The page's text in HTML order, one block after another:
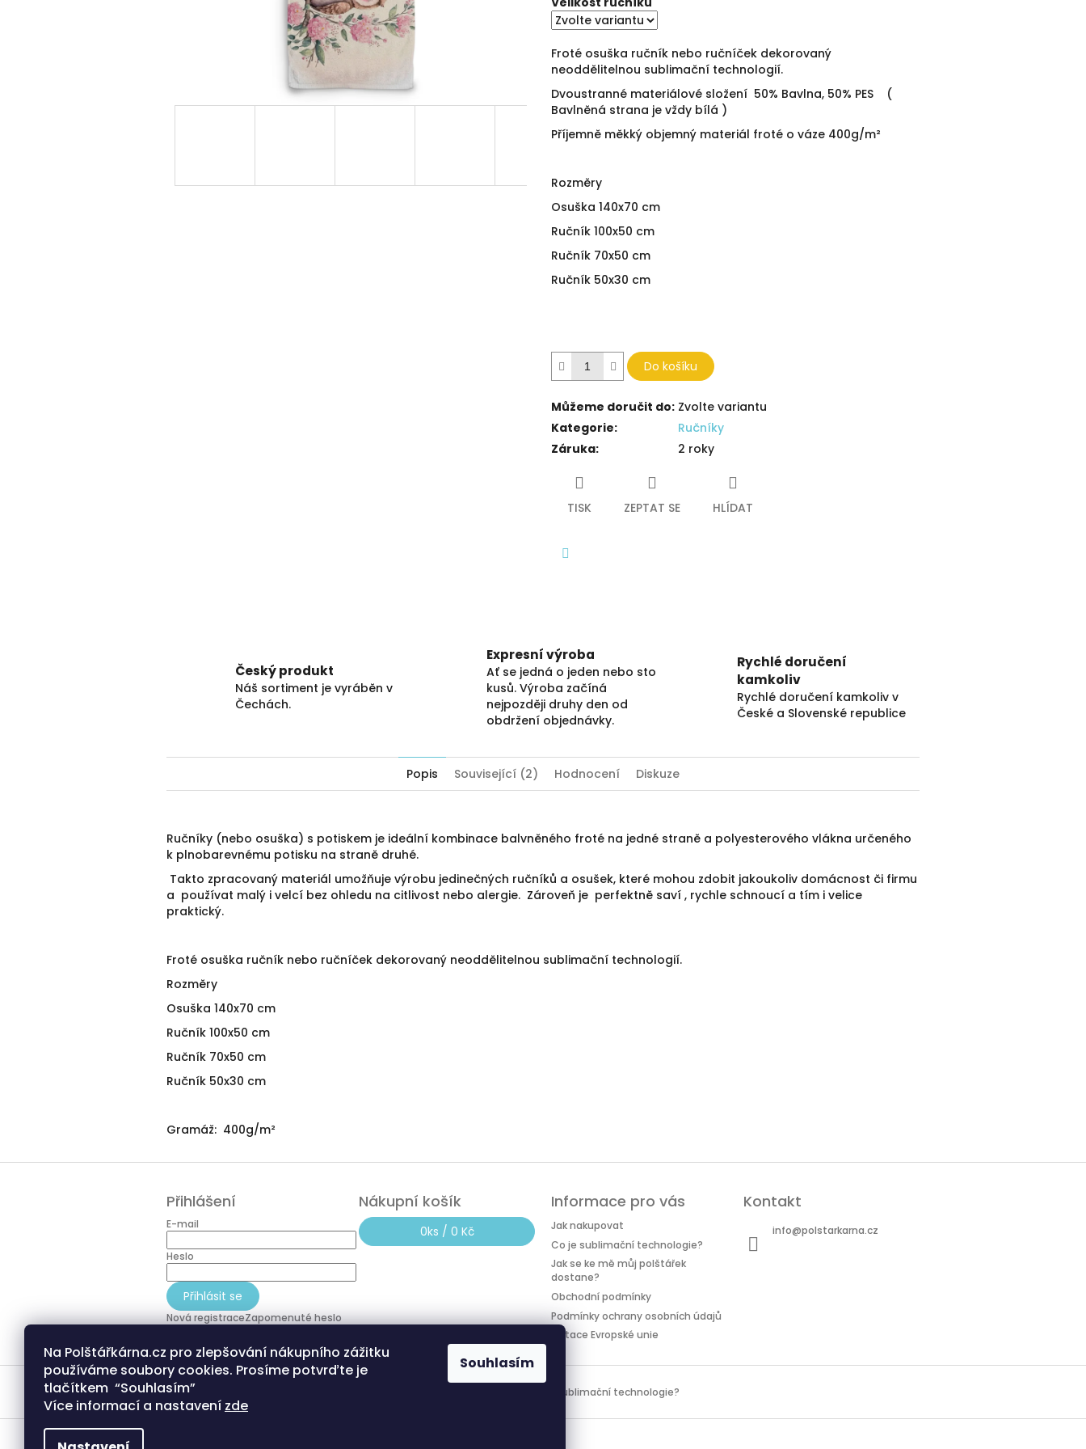
Na Polštářkárna.cz pro zlepšování nákupního zážitku
používáme soubory cookies. Prosíme potvrďte je
tlačítkem “Souhlasím”
Více informací a nastavení zde
Souhlasím
Froté osuška ručník nebo ručníček dekorovaný
neoddělitelnou sublimační technologií.
Dvoustranné materiálové složení 50% Bavlna, 50% PES (
Bavlněná strana je vždy bílá )
Příjemně měkký objemný materiál froté o váze 400g/m²
Rozměry
Osuška 140x70 cm
Ručník 100x50 cm
Ručník 70x50 cm
Ručník 50x30 cm
Do košíku
Můžeme doručit do: Zvolte variantu
Kategorie:
Ručníky
Záruka: 2 roky
TISK ZEPTAT SE HLÍDAT
Český produkt
Náš sortiment je vyráběn v
Čechách.
Expresní výroba
Ať se jedná o jeden nebo sto
kusů. Výroba začíná
nejpozději druhy den od
obdržení objednávky.
Rychlé doručení
kamkoliv
Rychlé doručení kamkoliv v
České a Slovenské republice
Popis Související (2) Hodnocení Diskuze
Ručníky (nebo osuška) s potiskem je ideální kombinace balvněného froté na jedné straně a polyesterového vlákna určeného
k plnobarevnému potisku na straně druhé.
Takto zpracovaný materiál umožňuje výrobu jedinečných ručníků a osušek, které mohou zdobit jakoukoliv domácnost či firmu
a používat malý i velcí bez ohledu na citlivost nebo alergie. Zároveň je perfektně saví , rychle schnoucí a tím i velice
praktický.
Froté osuška ručník nebo ručníček dekorovaný neoddělitelnou sublimační technologií.
Rozměry
Osuška 140x70 cm
Ručník 100x50 cm
Ručník 70x50 cm
Ručník 50x30 cm
Gramáž: 400g/m²
Přihlášení
E-mail
Heslo
Přihlásit se
Nová registraceZapomenuté heslo
Nákupní košík
0ks / 0 Kč
Informace pro vás
Jak nakupovat
Co je sublimační technologie?
Jak se ke mě můj polštářek
dostane?
Obchodní podmínky
Podmínky ochrany osobních údajů
Dotace Evropské unie
Kontakt
info@polstarkarna.cz
Co je sublimační technologie?